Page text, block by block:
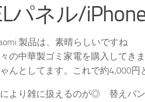
パネル/
製品は、素晴らしいですね
の中華製ゴミ家電を購入してき
んとしてます。これで約4,000円
より雑に扱えるのが◎ 替えバン